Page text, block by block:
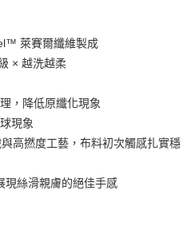
彰化商業銀行
台北富邦商業銀行
台中商業銀行
永豐商業銀行
中國信託商業銀行
彰化商業銀行
兆豐國際商業銀行
台中商業銀行
華泰商業銀行
星展（台灣）商業銀行
萊賽爾纖維製成
× 越洗越柔
，降低原纖化現象
現象
高撚度工藝，布料初次觸感扎實穩
現絲滑親膚的絕佳手感